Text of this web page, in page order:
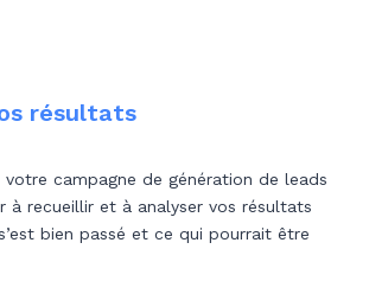
résultats
votre campagne de génération de leads
à recueillir et à analyser vos résultats
bien passé et ce qui pourrait être